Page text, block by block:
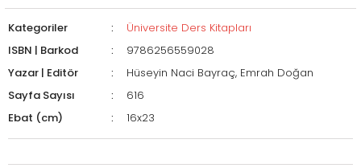
Kategoriler
Üniversite Ders Kitapları
ISBN | Barkod
9786256559028
Yazar | Editör
Hüseyin Naci Bayraç, Emrah Doğan
Sayfa Sayısı
616
Ebat (cm)
16x23